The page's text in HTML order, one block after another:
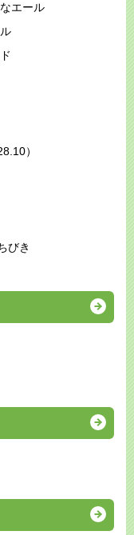
エール
）
びき